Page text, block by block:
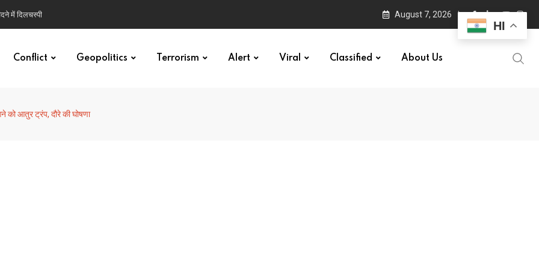
में दिलचस्पी August 7, 2026
Conflict Geopolitics Terrorism Alert Viral Classified About Us
को आतुर ट्रंप, दौरे की घोषणा
HI